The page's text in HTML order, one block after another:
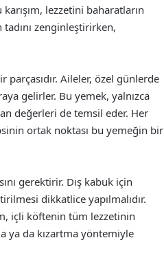
lezzetini baharatların
zenginleştirirken,
Aileler, özel günlerde
gelirler. Bu yemek, yalnızca
değerleri de temsil eder. Her
ortak noktası bu yemeğin bir
gerektirir. Dış kabuk için
dikkatlice yapılmalıdır.
içli köftenin tüm lezzetinin
ya da kızartma yöntemiyle